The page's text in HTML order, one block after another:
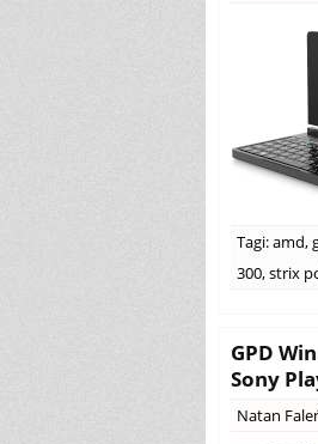
Tagi:amd,
300,strix
GPD
Sony
Natan